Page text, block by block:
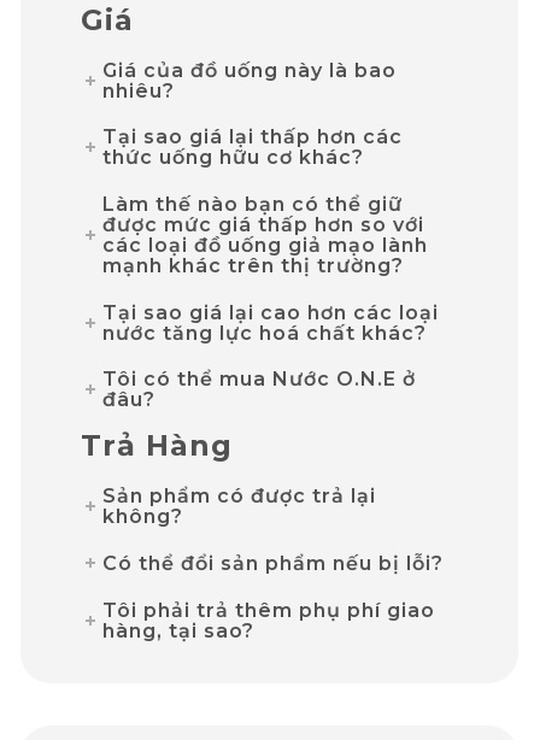
Giá
Giá của đồ uống này là bao
nhiêu?
Tại sao giá lại thấp hơn các
thức uống hữu cơ khác?
Làm thế nào bạn có thể giữ
được mức giá thấp hơn so với
các loại đồ uống giả mạo lành
mạnh khác trên thị trường?
Tại sao giá lại cao hơn các loại
nước tăng lực hoá chất khác?
Tôi có thể mua Nước O.N.E ở
đâu?
Trả Hàng
Sản phẩm có được trả lại
không?
Có thể đổi sản phẩm nếu bị lỗi?
Tôi phải trả thêm phụ phí giao
hàng, tại sao?